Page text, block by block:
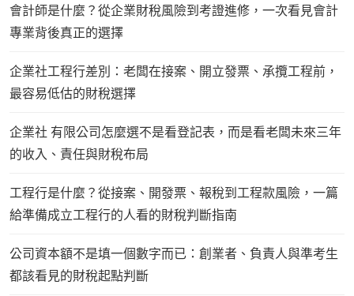
會計師是什麼？從企業財稅風險到考證進修，一次看見會計
專業背後真正的選擇
企業社工程行差別：老闆在接案、開立發票、承攬工程前，
最容易低估的財稅選擇
企業社 有限公司怎麼選不是看登記表，而是看老闆未來三年
的收入、責任與財稅布局
工程行是什麼？從接案、開發票、報稅到工程款風險，一篇
給準備成立工程行的人看的財稅判斷指南
公司資本額不是填一個數字而已：創業者、負責人與準考生
都該看見的財稅起點判斷